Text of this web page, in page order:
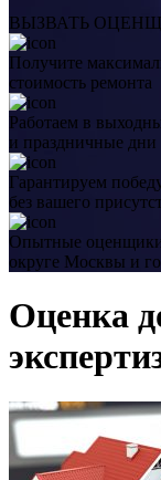
ВЫЗВАТЬ
Получите
стоимость ремонта
Работаем в
и праздничные дни
Гарантируем
без вашего
Опытные
округе Москвы и
Оценка